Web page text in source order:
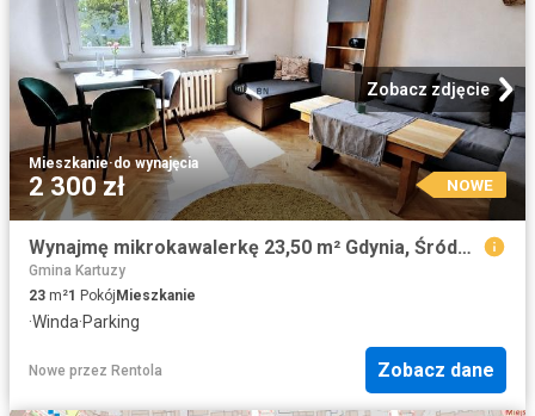
Zobacz zdjęcie
Mieszkanie·do wynajęcia
2 300 zł NOWE
Wynajmę mikrokawalerkę 23,50 m² Gdynia, Śródmieście
Gmina Kartuzy
23 m²1 PokójMieszkanie
·Winda·Parking
Nowe przez Rentola Zobacz dane